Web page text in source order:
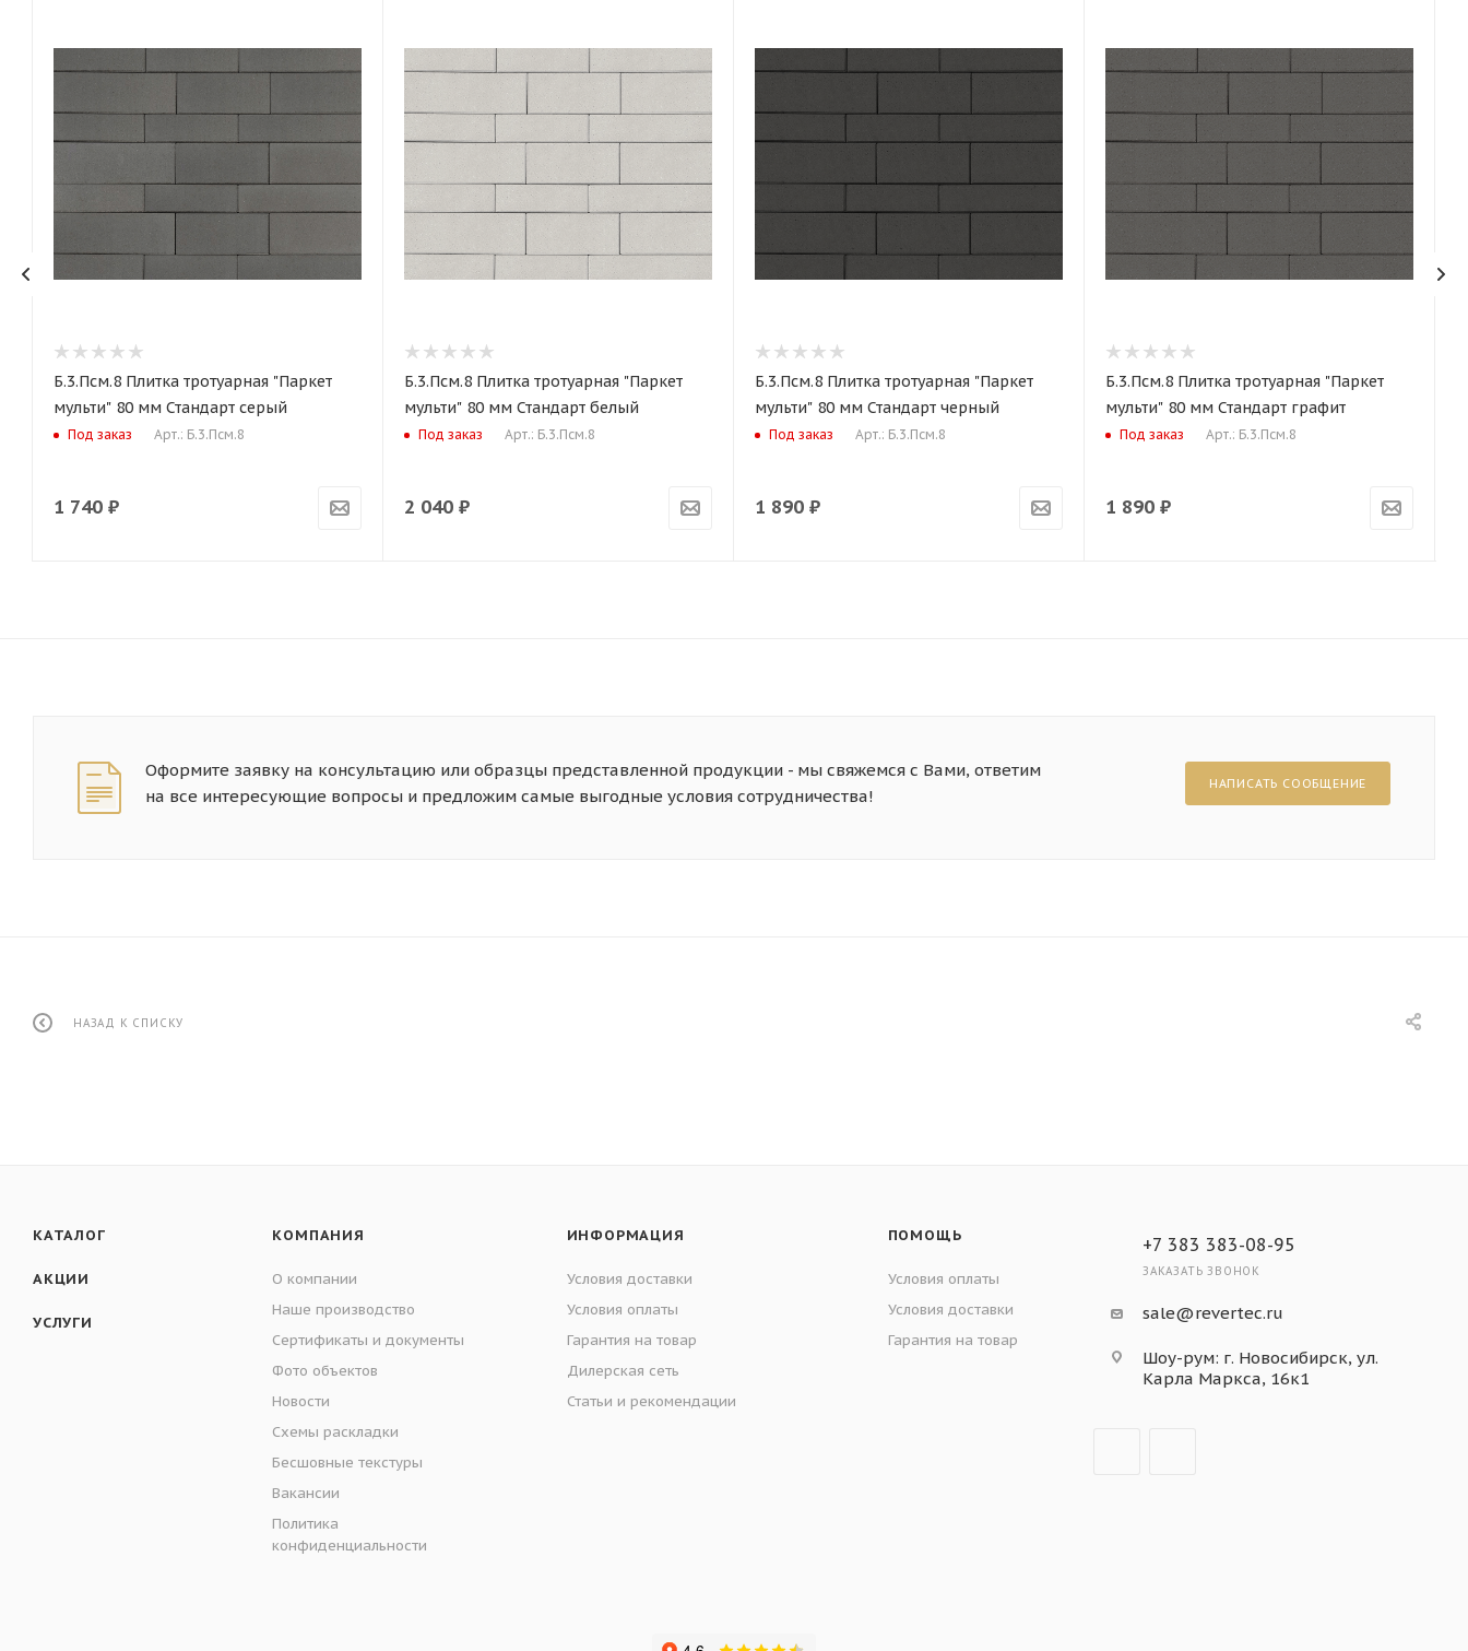
Б.3.Псм.8 Плитка тротуарная "Паркет
мульти" 80 мм Стандарт серый
Под заказ Арт.: Б.3.Псм.8
1 740 ₽
Б.3.Псм.8 Плитка тротуарная "Паркет
мульти" 80 мм Стандарт белый
Под заказ Арт.: Б.3.Псм.8
2 040 ₽
Б.3.Псм.8 Плитка тротуарная "Паркет
мульти" 80 мм Стандарт черный
Под заказ Арт.: Б.3.Псм.8
1 890 ₽
Б.3.Псм.8 Плитка тротуарная "Паркет
мульти" 80 мм Стандарт графит
Под заказ Арт.: Б.3.Псм.8
1 890 ₽
Оформите заявку на консультацию или образцы представленной продукции - мы свяжемся с Вами, ответим
на все интересующие вопросы и предложим самые выгодные условия сотрудничества!
НАПИСАТЬ СООБЩЕНИЕ
НАЗАД К СПИСКУ
КАТАЛОГ
АКЦИИ
УСЛУГИ
КОМПАНИЯ
О компании
Наше производство
Сертификаты и документы
Фото объектов
Новости
Схемы раскладки
Бесшовные текстуры
Вакансии
Политика
конфиденциальности
ИНФОРМАЦИЯ
Условия доставки
Условия оплаты
Гарантия на товар
Дилерская сеть
Статьи и рекомендации
ПОМОЩЬ
Условия оплаты
Условия доставки
Гарантия на товар
+7 383 383-08-95
ЗАКАЗАТЬ ЗВОНОК
sale@revertec.ru
Шоу-рум: г. Новосибирск, ул.
Карла Маркса, 16к1